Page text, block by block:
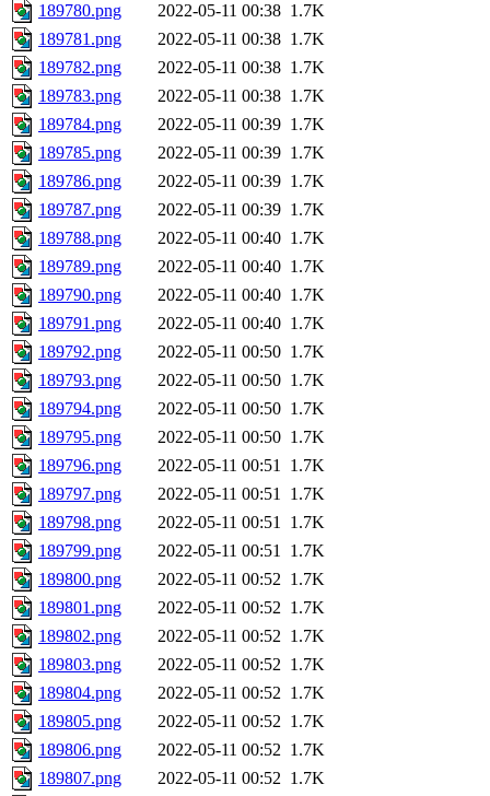
189780.png
2022-05-11 00:38 1.7K
189781.png
2022-05-11 00:38 1.7K
189782.png
2022-05-11 00:38 1.7K
189783.png
2022-05-11 00:38 1.7K
189784.png
2022-05-11 00:39 1.7K
189785.png
2022-05-11 00:39 1.7K
189786.png
2022-05-11 00:39 1.7K
189787.png
2022-05-11 00:39 1.7K
189788.png
2022-05-11 00:40 1.7K
189789.png
2022-05-11 00:40 1.7K
189790.png
2022-05-11 00:40 1.7K
189791.png
2022-05-11 00:40 1.7K
189792.png
2022-05-11 00:50 1.7K
189793.png
2022-05-11 00:50 1.7K
189794.png
2022-05-11 00:50 1.7K
189795.png
2022-05-11 00:50 1.7K
189796.png
2022-05-11 00:51 1.7K
189797.png
2022-05-11 00:51 1.7K
189798.png
2022-05-11 00:51 1.7K
189799.png
2022-05-11 00:51 1.7K
189800.png
2022-05-11 00:52 1.7K
189801.png
2022-05-11 00:52 1.7K
189802.png
2022-05-11 00:52 1.7K
189803.png
2022-05-11 00:52 1.7K
189804.png
2022-05-11 00:52 1.7K
189805.png
2022-05-11 00:52 1.7K
189806.png
2022-05-11 00:52 1.7K
189807.png
2022-05-11 00:52 1.7K